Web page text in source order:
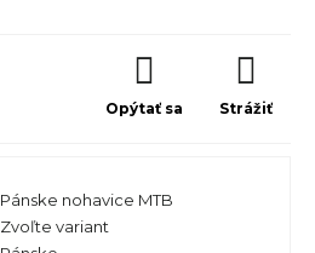
Pánske nohavice MTB
Zvoľte variant
Opýtať sa Strážiť